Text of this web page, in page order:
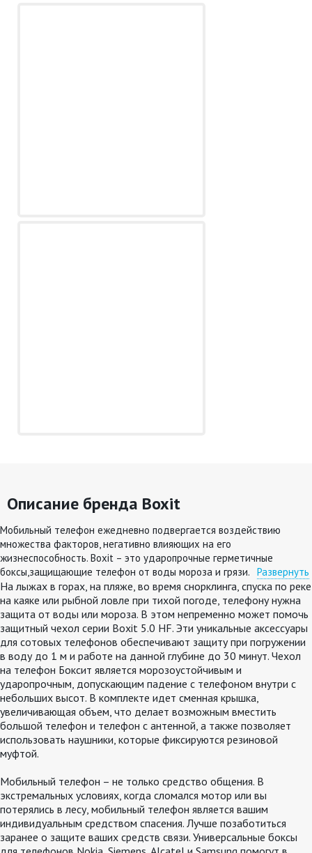
Описание бренда Boxit
Мобильный телефон ежедневно подвергается воздействию
множества факторов, негативно влияющих на его
жизнеспособность. Boxit – это ударопрочные герметичные
боксы,защищающие телефон от воды мороза и грязи. Развернуть
На лыжах в горах, на пляже, во время снорклинга, спуска по реке
на каяке или рыбной ловле при тихой погоде, телефону нужна
защита от воды или мороза. В этом непременно может помочь
защитный чехол серии Boxit 5.0 HF. Эти уникальные аксессуары
для сотовых телефонов обеспечивают защиту при погружении
в воду до 1 м и работе на данной глубине до 30 минут. Чехол
на телефон Боксит является морозоустойчивым и
ударопрочным, допускающим падение с телефоном внутри с
небольших высот. В комплекте идет сменная крышка,
увеличивающая объем, что делает возможным вместить
большой телефон и телефон с антенной, а также позволяет
использовать наушники, которые фиксируются резиновой
муфтой.
Мобильный телефон – не только средство общения. В
экстремальных условиях, когда сломался мотор или вы
потерялись в лесу, мобильный телефон является вашим
индивидуальным средством спасения. Лучше позаботиться
заранее о защите ваших средств связи. Универсальные боксы